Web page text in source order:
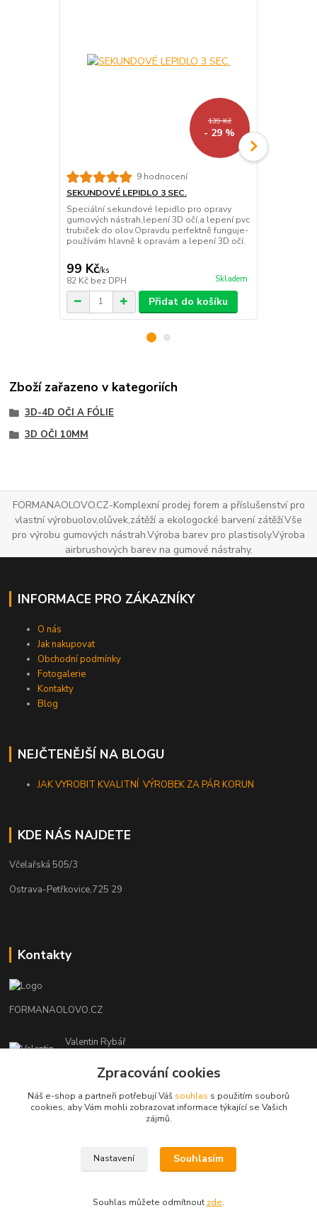
139 Kč
- 29 %
9 hodnocení
SEKUNDOVÉ LEPIDLO 3 SEC.
Speciální sekundové lepidlo pro opravy
gumových nástrah,lepení 3D očí,a lepení pvc
trubiček do olov.Opravdu perfektně funguje-
používám hlavně k opravám a lepení 3D očí.
99 Kč/ks
82 Kč bez DPH Skladem
Přidat do košíku
Zboží zařazeno v kategoriích
3D-4D OČI A FÓLIE
3D OČI 10MM
FORMANAOLOVO.CZ-Komplexní prodej forem a příslušenství pro
vlastní výrobuolov,olůvek,zátěží a ekologocké barvení zátěží.Vše
pro výrobu gumových nástrah.Výroba barev pro plastisoly.Výroba
airbrushových barev na gumové nástrahy.
INFORMACE PRO ZÁKAZNÍKY
O nás
Jak nakupovat
Obchodní podmínky
Fotogalerie
Kontakty
Blog
NEJČTENĚJŠÍ NA BLOGU
JAK VYROBIT KVALITNÍ VÝROBEK ZA PÁR KORUN
KDE NÁS NAJDETE
Včelařská 505/3
Ostrava-Petřkovice,725 29
Kontakty
FORMANAOLOVO.CZ
Valentin Rybář
(Po-Pá, 7-12 15-22 hod.)
ryvafishing@gmail.com
FORMANAOLOVO.CZ-VŠECHNA PRÁVA VYHRAZENA
Zpracování cookies
Náš e-shop a partneři potřebují Váš souhlas s použitím souborů
cookies, aby Vám mohli zobrazovat informace týkající se Vašich
zájmů.
Nastavení Souhlasím
Souhlas můžete odmítnout zde.